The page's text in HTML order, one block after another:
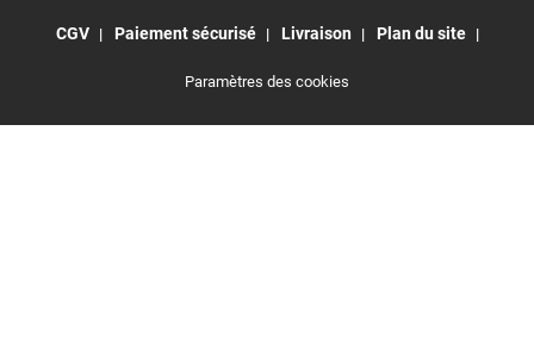
CGV Paiement sécurisé Livraison Plan du site
Paramètres des cookies